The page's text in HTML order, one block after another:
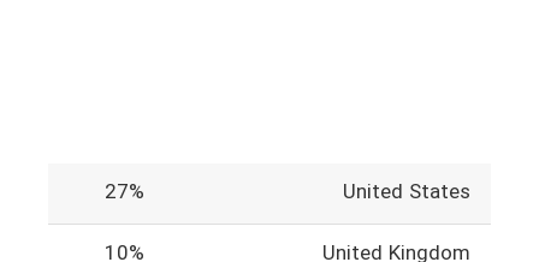
United States
27%
United Kingdom
10%